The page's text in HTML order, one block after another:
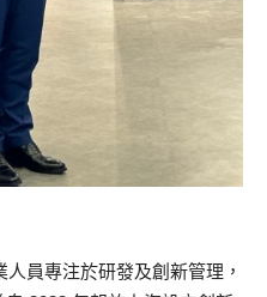
員專注於研發及創新管理，